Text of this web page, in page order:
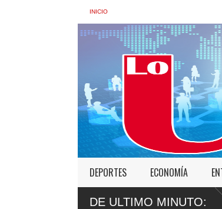
INICIO
DEPORTES ECONOMÍA
DE ULTIMO MINUTO:
vamos a desistir en nuestro empeño de transformar la Policía”, y